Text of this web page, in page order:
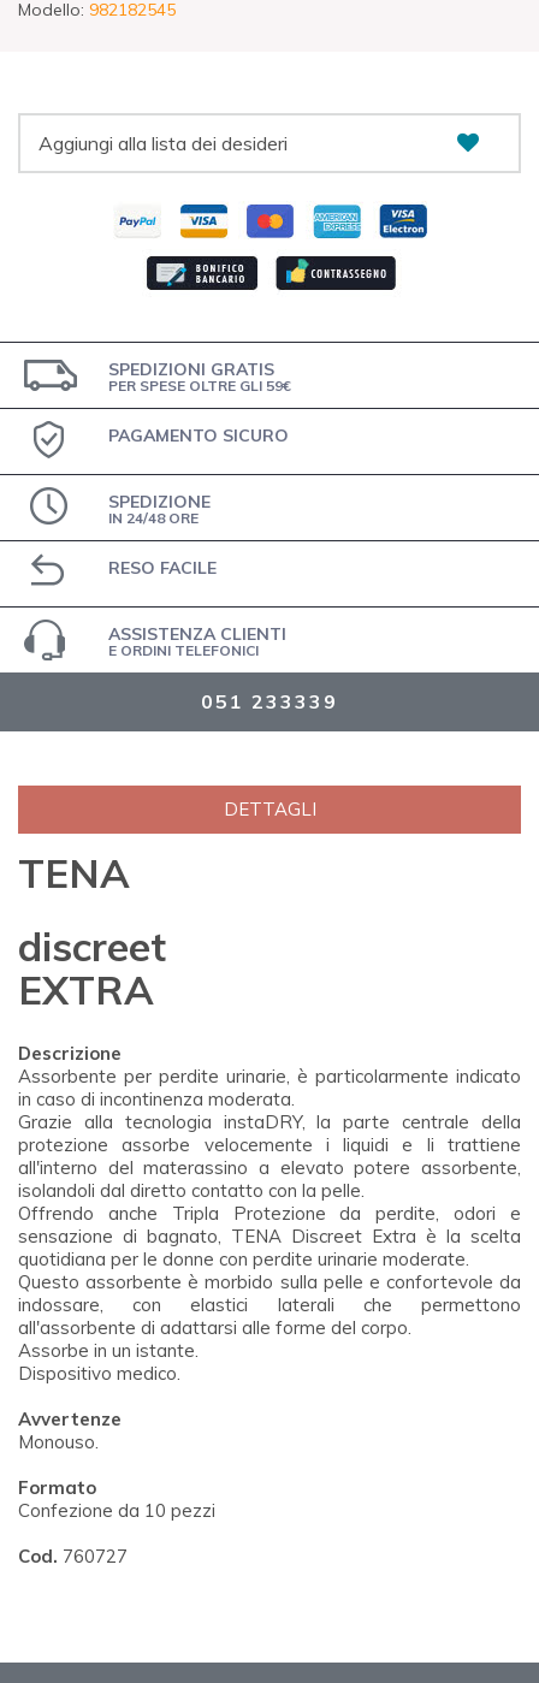
Modello: 982182545
Aggiungi alla lista dei desideri
SPEDIZIONI GRATIS
PER SPESE OLTRE GLI 59€
PAGAMENTO SICURO
SPEDIZIONE
IN 24/48 ORE
RESO FACILE
ASSISTENZA CLIENTI
E ORDINI TELEFONICI
051 233339
DETTAGLI
TENA
discreet
EXTRA
Descrizione
Assorbente per perdite urinarie, è particolarmente indicato
in caso di incontinenza moderata.
Grazie alla tecnologia instaDRY, la parte centrale della
protezione assorbe velocemente i liquidi e li trattiene
all'interno del materassino a elevato potere assorbente,
isolandoli dal diretto contatto con la pelle.
Offrendo anche Tripla Protezione da perdite, odori e
sensazione di bagnato, TENA Discreet Extra è la scelta
quotidiana per le donne con perdite urinarie moderate.
Questo assorbente è morbido sulla pelle e confortevole da
indossare, con elastici laterali che permettono
all'assorbente di adattarsi alle forme del corpo.
Assorbe in un istante.
Dispositivo medico.
Avvertenze
Monouso.
Formato
Confezione da 10 pezzi
Cod. 760727